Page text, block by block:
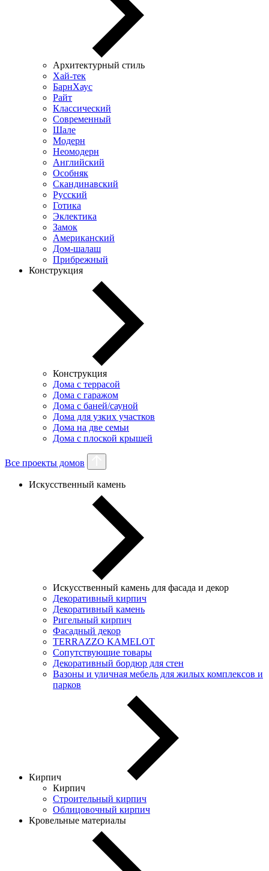
Архитектурный стиль
Хай-тек
БарнХаус
Райт
Классический
Современный
Шале
Модерн
Неомодерн
Английский
Особняк
Скандинавский
Русский
Готика
Эклектика
Замок
Американский
Дом-шалаш
Прибрежный
Конструкция
Конструкция
Дома с террасой
Дома с гаражом
Дома с баней/сауной
Дома для узких участков
Дома на две семьи
Дома с плоской крышей
Все проекты домов
Искусственный камень
Искусственный камень для фасада и декор
Декоративный кирпич
Декоративный камень
Ригельный кирпич
Фасадный декор
TERRAZZO KAMELOT
Сопутствующие товары
Декоративный бордюр для стен
Вазоны и уличная мебель для жилых комплексов и
парков
Кирпич
Кирпич
Строительный кирпич
Облицовочный кирпич
Кровельные материалы